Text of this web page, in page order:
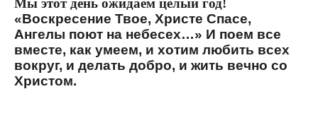
«Воскресение Твое, Христе Спасе,
Ангелы поют на небесех…» И поем все
вместе, как умеем, и хотим любить всех
вокруг, и делать добро, и жить вечно со
Христом.